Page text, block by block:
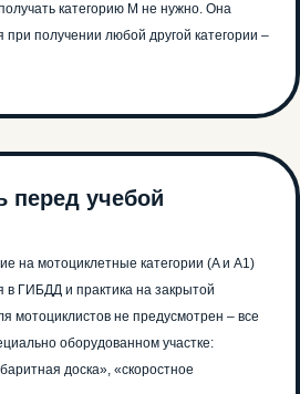
категорию М не нужно. Она
при получении любой другой категории –
перед учебой
на мотоциклетные категории (A и A1)
в ГИБДД и практика на закрытой
мотоциклистов не предусмотрен – все
оборудованном участке:
доска», «скоростное